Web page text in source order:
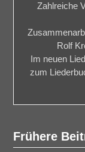
Zahlreiche
Rolf
Im neuen
zum
Frühere